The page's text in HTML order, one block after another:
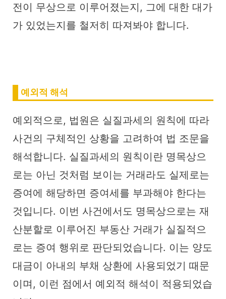
전이 무상으로 이루어졌는지, 그에 대한 대가
가 있었는지를 철저히 따져봐야 합니다.
예외적 해석
예외적으로, 법원은 실질과세의 원칙에 따라
사건의 구체적인 상황을 고려하여 법 조문을
해석합니다. 실질과세의 원칙이란 명목상으
로는 아닌 것처럼 보이는 거래라도 실제로는
증여에 해당하면 증여세를 부과해야 한다는
것입니다. 이번 사건에서도 명목상으로는 재
산분할로 이루어진 부동산 거래가 실질적으
로는 증여 행위로 판단되었습니다. 이는 양도
대금이 아내의 부채 상환에 사용되었기 때문
이며, 이런 점에서 예외적 해석이 적용되었습